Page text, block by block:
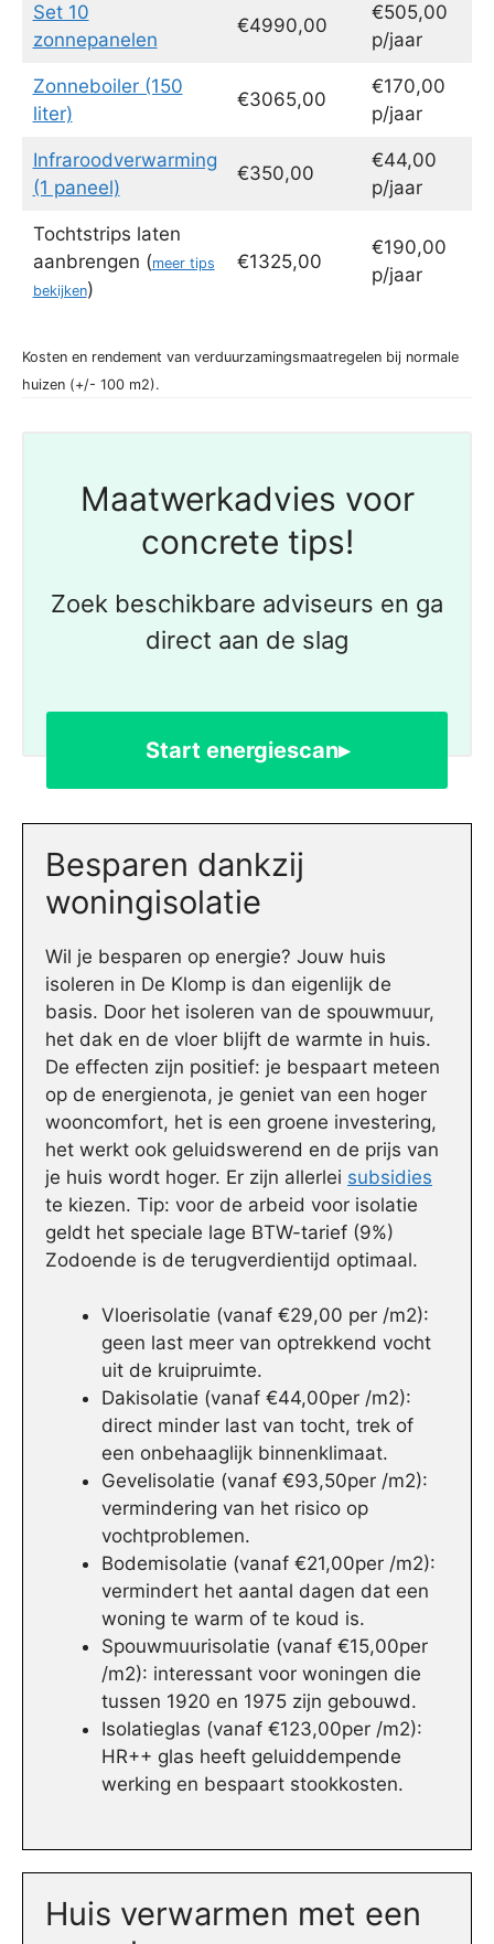
Set 10
zonnepanelen
€4990,00
€505,00
p/jaar
Zonneboiler (150
liter)
€3065,00
€170,00
p/jaar
Infraroodverwarming
(1 paneel)
€350,00
€44,00
p/jaar
Tochtstrips laten
aanbrengen (meer tips
bekijken)
€1325,00
€190,00
p/jaar
Kosten en rendement van verduurzamingsmaatregelen bij normale
huizen (+/- 100 m2).
Maatwerkadvies voor
concrete tips!
Zoek beschikbare adviseurs en ga
direct aan de slag
Start energiescan▸
Besparen dankzij
woningisolatie
Wil je besparen op energie? Jouw huis
isoleren in De Klomp is dan eigenlijk de
basis. Door het isoleren van de spouwmuur,
het dak en de vloer blijft de warmte in huis.
De effecten zijn positief: je bespaart meteen
op de energienota, je geniet van een hoger
wooncomfort, het is een groene investering,
het werkt ook geluidswerend en de prijs van
je huis wordt hoger. Er zijn allerlei subsidies
te kiezen. Tip: voor de arbeid voor isolatie
geldt het speciale lage BTW-tarief (9%)
Zodoende is de terugverdientijd optimaal.
Vloerisolatie (vanaf €29,00 per /m2):
geen last meer van optrekkend vocht
uit de kruipruimte.
Dakisolatie (vanaf €44,00per /m2):
direct minder last van tocht, trek of
een onbehaaglijk binnenklimaat.
Gevelisolatie (vanaf €93,50per /m2):
vermindering van het risico op
vochtproblemen.
Bodemisolatie (vanaf €21,00per /m2):
vermindert het aantal dagen dat een
woning te warm of te koud is.
Spouwmuurisolatie (vanaf €15,00per
/m2): interessant voor woningen die
tussen 1920 en 1975 zijn gebouwd.
Isolatieglas (vanaf €123,00per /m2):
HR++ glas heeft geluiddempende
werking en bespaart stookkosten.
Huis verwarmen met een